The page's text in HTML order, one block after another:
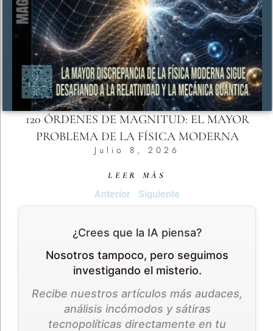
120 ÓRDENES DE MAGNITUD: EL MAYOR
PROBLEMA DE LA FÍSICA MODERNA
Julio 8, 2026
LEER MÁS
Anterior Siguiente
¿Crees que la IA piensa?
Nosotros tampoco, pero seguimos
investigando el misterio.
Recibe nuestros artículos más audaces,
análisis incómodos y sátiras
tecnopolíticas directamente en tu